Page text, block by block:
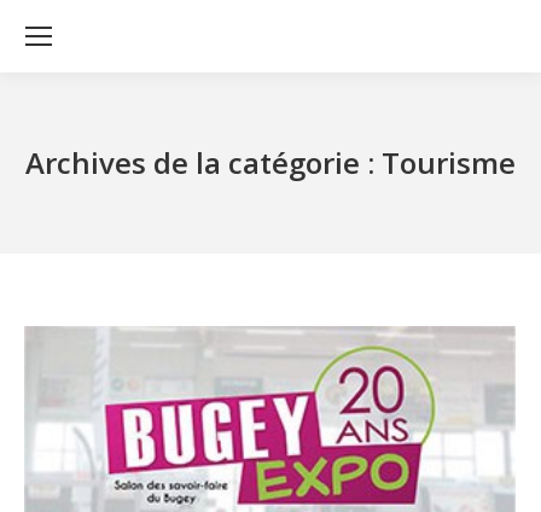
Archives de la catégorie : Tourisme